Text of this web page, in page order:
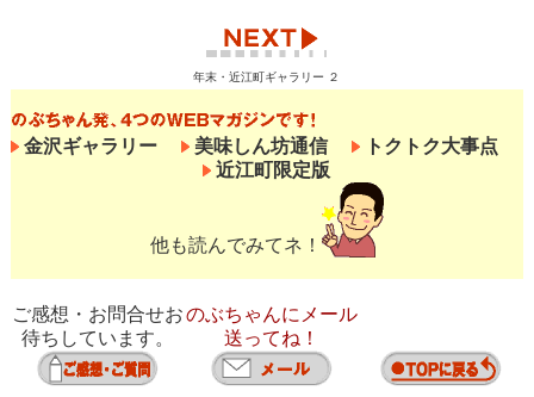
年末・近江町ギャラリー ２
金沢ギャラリー 美味しん坊通信
トクトク大事点
近江町限定版
他も読んでみてネ！
ご感想・お問合せお
待ちしています。
のぶちゃんにメール
送ってね！